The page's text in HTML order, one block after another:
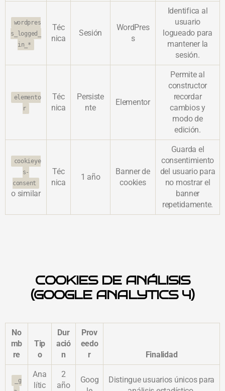
wordpres
s_logged_
in_*
Téc
nica
Sesión
WordPres
s
Identifica al
usuario
logueado para
mantener la
sesión.
elemento
r
Téc
nica
Persiste
nte
Elementor
Permite al
constructor
recordar
cambios y
modo de
edición.
cookieye
s-
consent
o similar
Téc
nica
1 año
Banner de
cookies
Guarda el
consentimiento
del usuario para
no mostrar el
banner
repetidamente.
COOKIES DE ANÁLISIS
(GOOGLE ANALYTICS 4)
No
mb
re
Tip
o
Dur
ació
n
Prov
eedo
r
Finalidad
_g
Ana
lític
2
año
Goog
Distingue usuarios únicos para